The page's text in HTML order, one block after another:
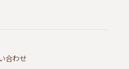
合わせ